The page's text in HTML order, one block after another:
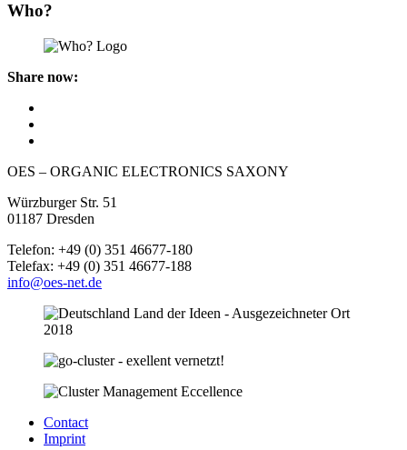
Who?
Share now:
OES – ORGANIC ELECTRONICS SAXONY
Würzburger Str. 51
01187 Dresden
Telefon: +49 (0) 351 46677-180
Telefax: +49 (0) 351 46677-188
info@oes-net.de
Contact
Imprint